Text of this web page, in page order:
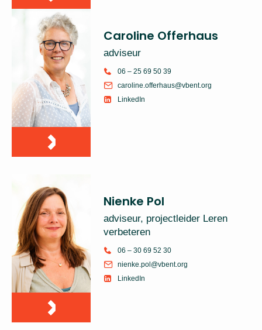
Caroline Offerhaus
adviseur
06 – 25 69 50 39
caroline.offerhaus@vbent.org
LinkedIn
Nienke Pol
adviseur, projectleider Leren
verbeteren
06 – 30 69 52 30
nienke.pol@vbent.org
LinkedIn